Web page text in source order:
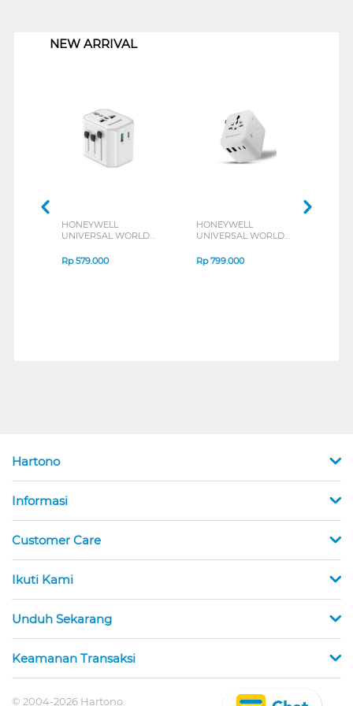
NEW ARRIVAL
HONEYWELL
UNIVERSAL WORLD
38W SERIES
Rp579.000
HONEYWELL
UNIVERSAL WORLD
45W SERIES
Rp799.000
Hartono
Informasi
Customer Care
Ikuti Kami
Unduh Sekarang
Keamanan Transaksi
© 2004-2026 Hartono.